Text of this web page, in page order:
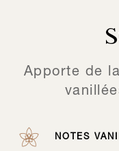
Apporte de
NOTES